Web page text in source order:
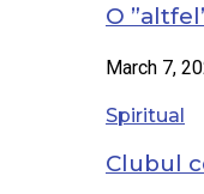
O
March 7,
Spiritual
Clubul